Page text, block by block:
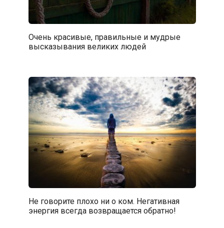
Очень красивые, правильные и мудрые
высказывания великих людей
Не говорите плохо ни о ком. Негативная
энергия всегда возвращается обратно!